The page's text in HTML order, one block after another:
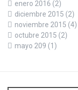
enero 2016 (2)
diciembre 2015 (2)
noviembre 2015 (4)
octubre 2015 (2)
mayo 209 (1)